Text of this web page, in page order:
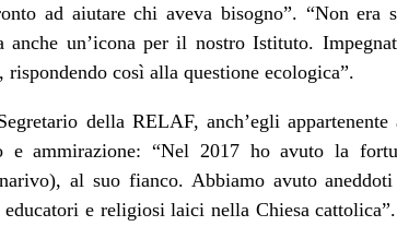
ad aiutare chi aveva bisogno”. “Non era
anche un’icona per il nostro Istituto.
così alla questione ecologica”.
della RELAF, anch’egli
e ammirazione: “Nel 2017 ho avuto la
al suo fianco. Abbiamo avuto
e religiosi laici nella Chiesa